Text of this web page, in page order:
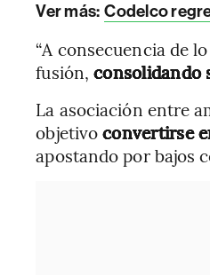
Ver más: Codelco
“A consecuencia de
fusión,consolidando
La asociación entre
objetivoconvertirse
apostando por bajos